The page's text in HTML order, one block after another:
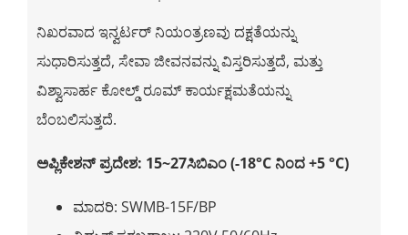
ನಿಖರವಾದ ಇನ್ವರ್ಟರ್ ನಿಯಂತ್ರಣವು ದಕ್ಷತೆಯನ್ನು
ಸುಧಾರಿಸುತ್ತದೆ, ಸೇವಾ ಜೀವನವನ್ನು ವಿಸ್ತರಿಸುತ್ತದೆ, ಮತ್ತು
ವಿಶ್ವಾಸಾರ್ಹ ಕೋಲ್ಡ್ ರೂಮ್ ಕಾರ್ಯಕ್ಷಮತೆಯನ್ನು
ಬೆಂಬಲಿಸುತ್ತದೆ.
ಅಪ್ಲಿಕೇಶನ್ ಪ್ರದೇಶ: 15~27ಸಿಬಿಎಂ (-18°C ನಿಂದ +5 °C)
ಮಾದರಿ: SWMB-15F/BP